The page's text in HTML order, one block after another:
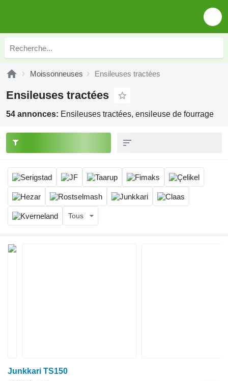
Moissonneuses Ensileuses tractées
Ensileuses tractées
54 annonces: Ensileuses tractées, ensileuse de fourrage
Tous
Junkkari TS150